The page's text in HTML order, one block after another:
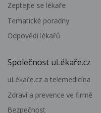
Zeptejte se lékaře
Tematické poradny
Odpovědi lékařů
Společnost uLékaře.cz
uLékaře.cz a telemedicína
Zdraví a prevence ve firmě
Bezpečnost